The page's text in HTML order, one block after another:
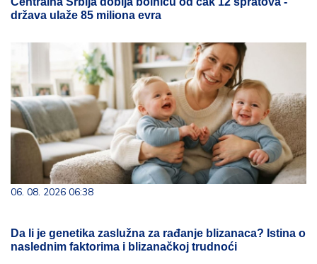
država ulaže 85 miliona evra
06. 08. 2026 06:38
Da li je genetika zaslužna za rađanje blizanaca? Istina o
naslednim faktorima i blizanačkoj trudnoći